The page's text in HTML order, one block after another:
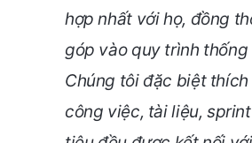
hợp nhất với họ, đồng
góp vào quy trình thống
Chúng tôi đặc biệt
công việc, tài liệu,